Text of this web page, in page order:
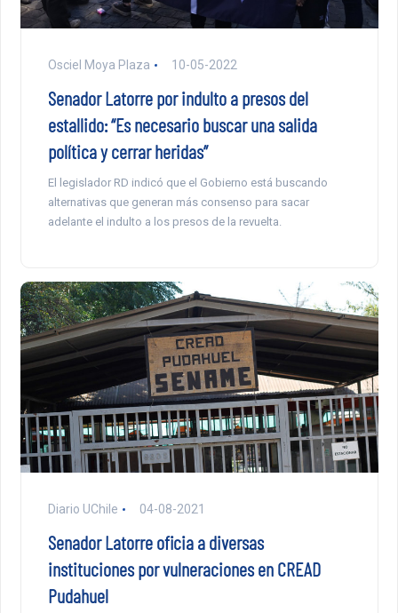
Osciel Moya Plaza 10-05-2022
Senador Latorre por indulto a presos del
estallido: “Es necesario buscar una salida
política y cerrar heridas”
El legislador RD indicó que el Gobierno está buscando
alternativas que generan más consenso para sacar
adelante el indulto a los presos de la revuelta.
Diario UChile 04-08-2021
Senador Latorre oficia a diversas
instituciones por vulneraciones en CREAD
Pudahuel